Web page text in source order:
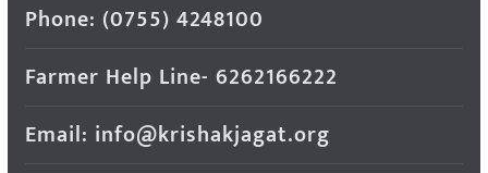
Phone: (0755) 4248100
Farmer Help Line- 6262166222
Email: info@krishakjagat.org